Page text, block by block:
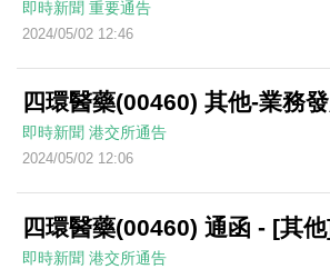
即時新聞 重要通告
2024/05/02 12:46
四環醫藥(00460) 其他-業務
即時新聞 港交所通告
2024/05/02 12:06
四環醫藥(00460) 通函 - [其
即時新聞 港交所通告